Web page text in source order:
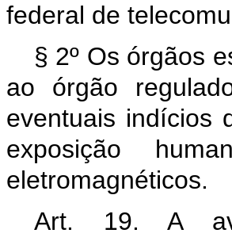
federal de
§ 2º Os órgãos
ao órgão
eventuais indícios
exposição
eletromagnéticos.
Art. 19. A